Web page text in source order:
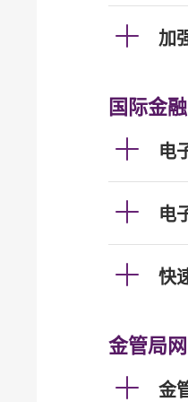
加
国际金
电
电
快
金管局
金